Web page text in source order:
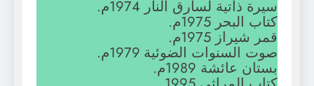
سيرة ذاتية لسارق النار 1974م.
كتاب البحر 1975م.
قمر شيراز 1975م.
صوت السنوات الضوئية 1979م.
بستان عائشة 1989م.